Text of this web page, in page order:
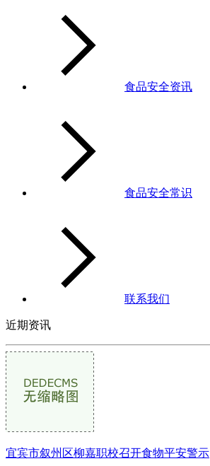
食品安全资讯
食品安全常识
联系我们
近期资讯
宜宾市叙州区柳嘉职校召开食物平安警示